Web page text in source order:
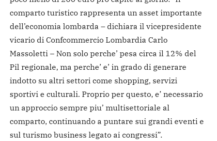
comparto turistico rappresenta un asset importante
dell’economia lombarda – dichiara il vicepresidente
vicario di Confcommercio Lombardia Carlo
Massoletti – Non solo perche’ pesa circa il 12% del
Pil regionale, ma perche’ e’ in grado di generare
indotto su altri settori come shopping, servizi
sportivi e culturali. Proprio per questo, e’ necessario
un approccio sempre piu’ multisettoriale al
comparto, continuando a puntare sui grandi eventi e
sul turismo business legato ai congressi”.